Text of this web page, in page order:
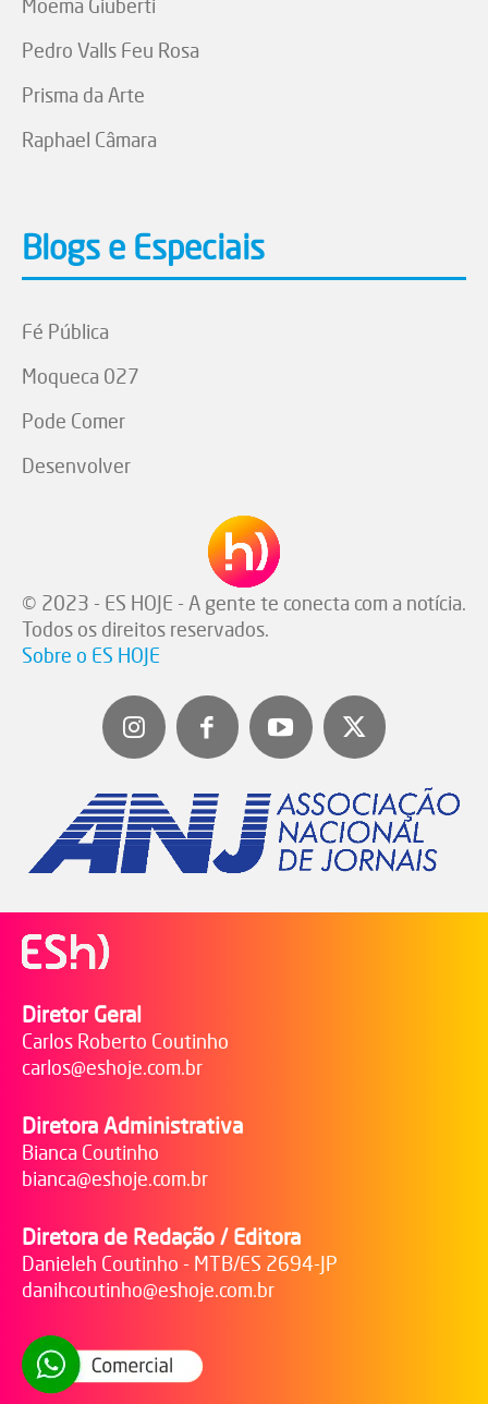
Moema Giuberti
Pedro Valls Feu Rosa
Prisma da Arte
Raphael Câmara
Blogs e Especiais
Fé Pública
Moqueca 027
Pode Comer
Desenvolver
© 2023 - ES HOJE - A gente te conecta com a notícia.
Todos os direitos reservados.
Sobre o ES HOJE
Diretor Geral
Carlos Roberto Coutinho
carlos@eshoje.com.br
Diretora Administrativa
Bianca Coutinho
bianca@eshoje.com.br
Diretora de Redação / Editora
Danieleh Coutinho - MTB/ES 2694-JP
danihcoutinho@eshoje.com.br